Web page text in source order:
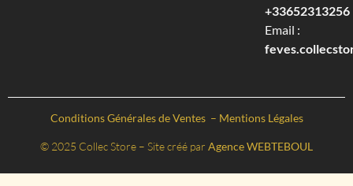
+33652313256‬
Email :
Conditions Générales de Ventes – Mentions Légales
© 2025 Collec Store – Site créé par Agence WEBTEBOUL